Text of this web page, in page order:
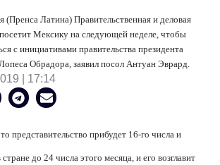
(Пренса Латина) Правительственная и деловая
Мексику на следующей неделе, чтобы
с инициативами правительства президента
Обрадора, заявил посол Антуан Эврард.
| 17:14
представительство прибудет 16-го числа и
до 24 числа этого месяца, и его возглавит